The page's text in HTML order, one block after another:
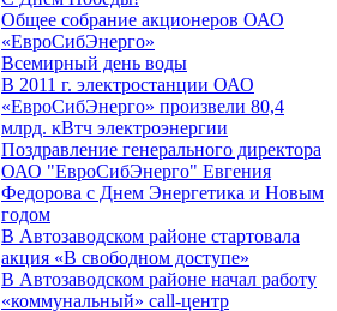
Общее собрание акционеров ОАО
«ЕвроСибЭнерго»
Всемирный день воды
В 2011 г. электростанции ОАО
«ЕвроСибЭнерго» произвели 80,4
млрд. кВтч электроэнергии
Поздравление генерального директора
ОАО "ЕвроСибЭнерго" Евгения
Федорова с Днем Энергетика и Новым
годом
В Автозаводском районе стартовала
акция «В свободном доступе»
В Автозаводском районе начал работу
«коммунальный» call-центр